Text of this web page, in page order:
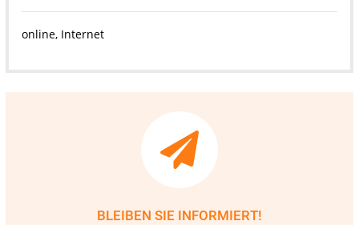
online, Internet
BLEIBEN SIE INFORMIERT!